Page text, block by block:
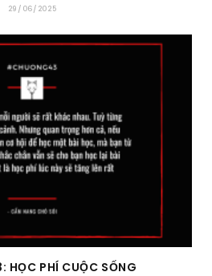
29/06/2025
HỌC PHÍ CUỘC SỐNG